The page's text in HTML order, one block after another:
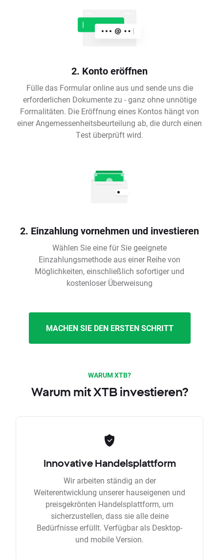
2. Konto eröffnen
Fülle das Formular online aus und sende uns die
erforderlichen Dokumente zu - ganz ohne unnötige
Formalitäten. Die Eröffnung eines Kontos hängt von
einer Angemessenheitsbeurteilung ab, die durch einen
Test überprüft wird.
2. Einzahlung vornehmen und investieren
Wählen Sie eine für Sie geeignete
Einzahlungsmethode aus einer Reihe von
Möglichkeiten, einschließlich sofortiger und
kostenloser Überweisung
MACHEN SIE DEN ERSTEN SCHRITT
WARUM XTB?
Warum mit XTB investieren?
Innovative Handelsplattform
Wir arbeiten ständig an der
Weiterentwicklung unserer hauseigenen und
preisgekrönten Handelsplattform, um
sicherzustellen, dass sie alle deine
Bedürfnisse erfüllt. Verfügbar als Desktop-
und mobile Version.